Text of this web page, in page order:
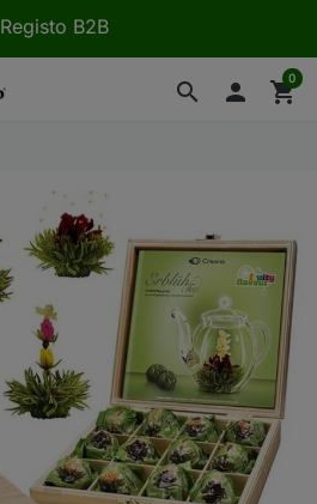
Registo B2B
search  shopping_cart
0